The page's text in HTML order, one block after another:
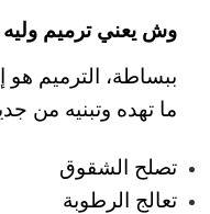
وش يعني ترميم
ببساطة، الترميم هو
ما تهده وتبنيه من
تصلح الشقوق
تعالج الرطوبة